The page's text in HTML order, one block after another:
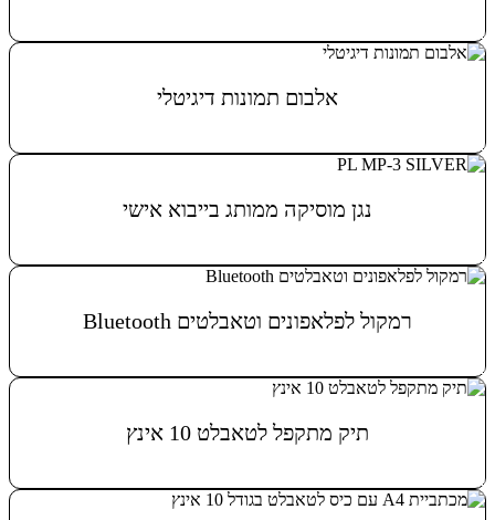
מידע נוסף
אלבום תמונות דיגיטלי
מידע נוסף
נגן מוסיקה ממותג בייבוא אישי
מידע נוסף
רמקול לפלאפונים וטאבלטים Bluetooth
מידע נוסף
תיק מתקפל לטאבלט 10 אינץ
מידע נוסף